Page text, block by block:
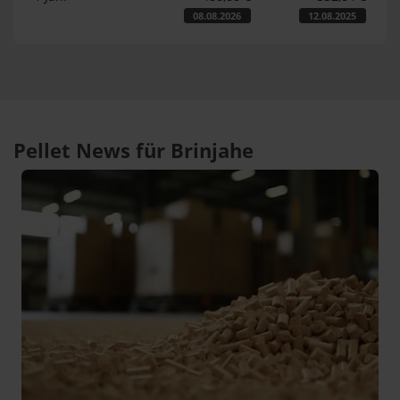
08.08.2026 12.08.2025
Pellet News für Brinjahe